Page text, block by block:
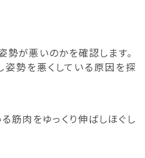
勢が悪いのかを確認します。
姿勢を悪くしている原因を探
筋肉をゆっくり伸ばしほぐし